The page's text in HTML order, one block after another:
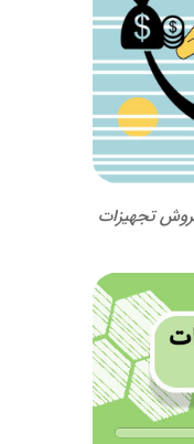
فروش تجهیزات